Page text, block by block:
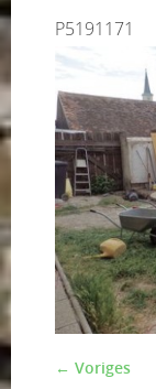
P5191171
← Voriges